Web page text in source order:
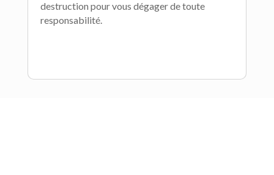
destruction pour vous dégager de toute
responsabilité.